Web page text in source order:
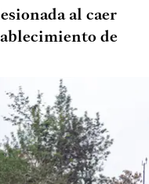
al caer
de